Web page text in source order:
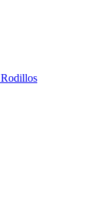
Rodillos